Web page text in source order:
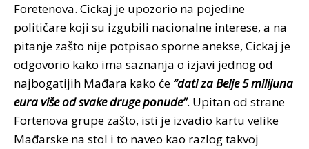
Foretenova. Cickaj je upozorio na pojedine
političare koji su izgubili nacionalne interese, a na
pitanje zašto nije potpisao sporne anekse, Cickaj je
odgovorio kako ima saznanja o izjavi jednog od
najbogatijih Mađara kako će “dati za Belje 5 milijuna
eura više od svake druge ponude”. Upitan od strane
Fortenova grupe zašto, isti je izvadio kartu velike
Mađarske na stol i to naveo kao razlog takvoj